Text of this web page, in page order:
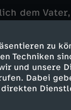
zu
Techniken
und unsere
Dabei
dem
unsauberen
und diese